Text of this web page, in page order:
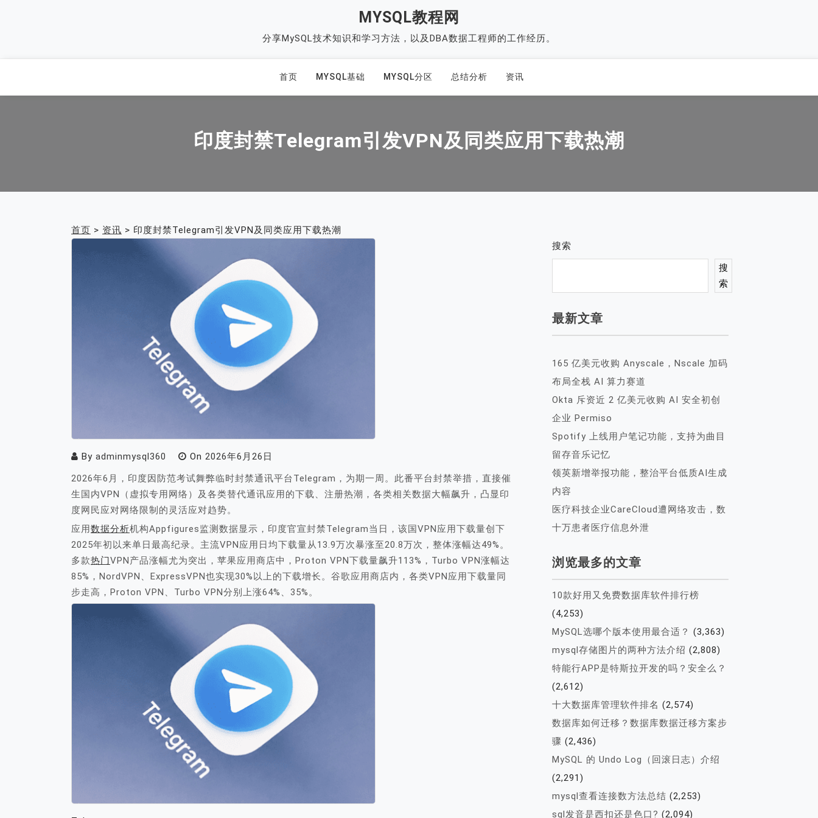
MYSQL教程网
分享MySQL技术知识和学习方法，以及DBA数据工程师的工作经历。
首页 MYSQL基础 MYSQL分区 总结分析 资讯
印度封禁Telegram引发VPN及同类应用下载热潮
首页 > 资讯 > 印度封禁Telegram引发VPN及同类应用下载热潮
By adminmysql360 On 2026年6月26日
2026年6月，印度因防范考试舞弊临时封禁通讯平台Telegram，为期一周。此番平台封禁举措，直接催
生国内VPN（虚拟专用网络）及各类替代通讯应用的下载、注册热潮，各类相关数据大幅飙升，凸显印
度网民应对网络限制的灵活应对趋势。
应用数据分析机构Appfigures监测数据显示，印度官宣封禁Telegram当日，该国VPN应用下载量创下
2025年初以来单日最高纪录。主流VPN应用日均下载量从13.9万次暴涨至20.8万次，整体涨幅达49%。
多款热门VPN产品涨幅尤为突出，苹果应用商店中，Proton VPN下载量飙升113%，Turbo VPN涨幅达
85%，NordVPN、ExpressVPN也实现30%以上的下载增长。谷歌应用商店内，各类VPN应用下载量同
步走高，Proton VPN、Turbo VPN分别上涨64%、35%。
搜索
搜
索
最新文章
165 亿美元收购 Anyscale，Nscale 加码
布局全栈 AI 算力赛道
Okta 斥资近 2 亿美元收购 AI 安全初创
企业 Permiso
Spotify 上线用户笔记功能，支持为曲目
留存音乐记忆
领英新增举报功能，整治平台低质AI生成
内容
医疗科技企业CareCloud遭网络攻击，数
十万患者医疗信息外泄
浏览最多的文章
10款好用又免费数据库软件排行榜
(4,253)
MySQL选哪个版本使用最合适？ (3,363)
mysql存储图片的两种方法介绍 (2,808)
特能行APP是特斯拉开发的吗？安全么？
(2,612)
十大数据库管理软件排名 (2,574)
数据库如何迁移？数据库数据迁移方案步
骤 (2,436)
MySQL 的 Undo Log（回滚日志）介绍
(2,291)
mysql查看连接数方法总结 (2,253)
sql发音是西扣还是色口? (2,094)